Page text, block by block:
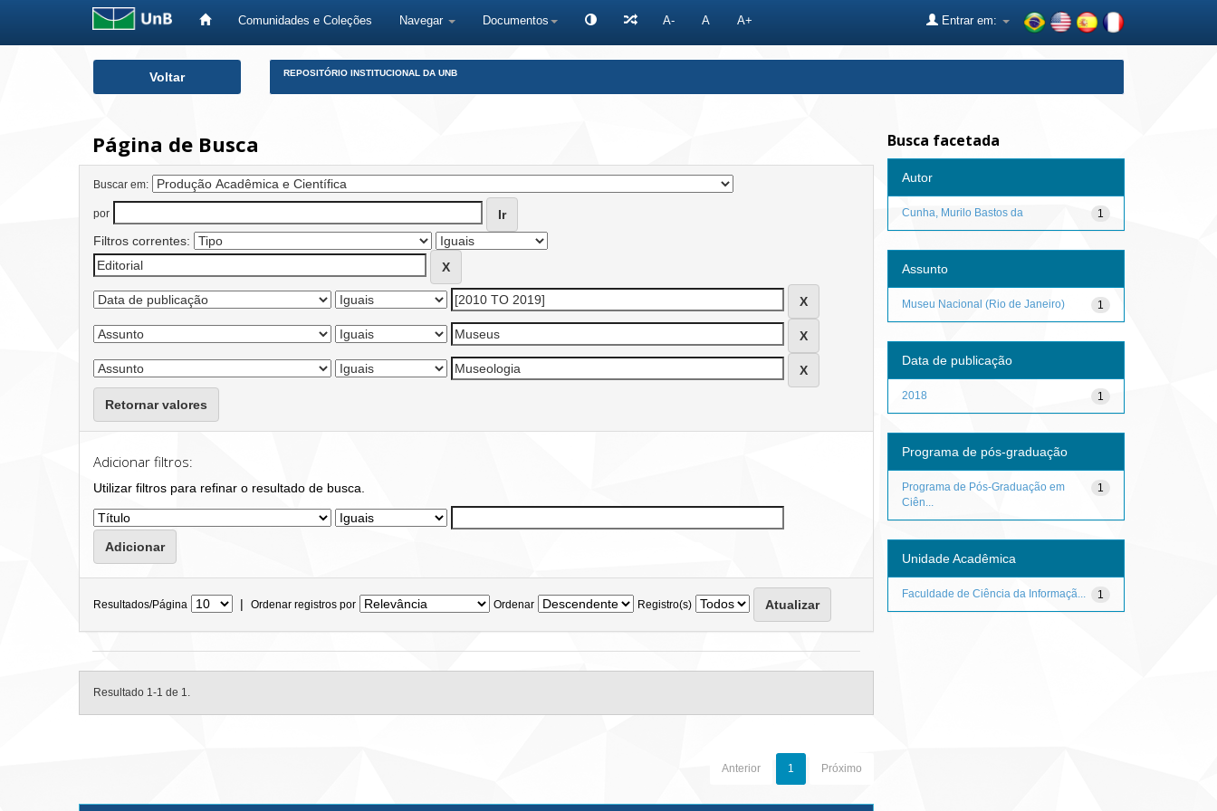
Comunidades e Coleções Navegar Documentos A- A A+ Entrar em:
Voltar REPOSITÓRIO INSTITUCIONAL DA UNB
Página de Busca
Buscar em:
por
Filtros correntes:
Retornar valores
Adicionar filtros:
Utilizar filtros para refinar o resultado de busca.
Resultados/Página | Ordenar registros por Ordenar Registro(s)
Resultado 1-1 de 1.
Anterior 1 Próximo
Busca facetada
Autor
1
Cunha, Murilo Bastos da
Assunto
1
Museu Nacional (Rio de Janeiro)
Data de publicação
1
2018
Programa de pós-graduação
1
Programa de Pós-Graduação em
Ciên...
Unidade Acadêmica
1
Faculdade de Ciência da Informaçã...